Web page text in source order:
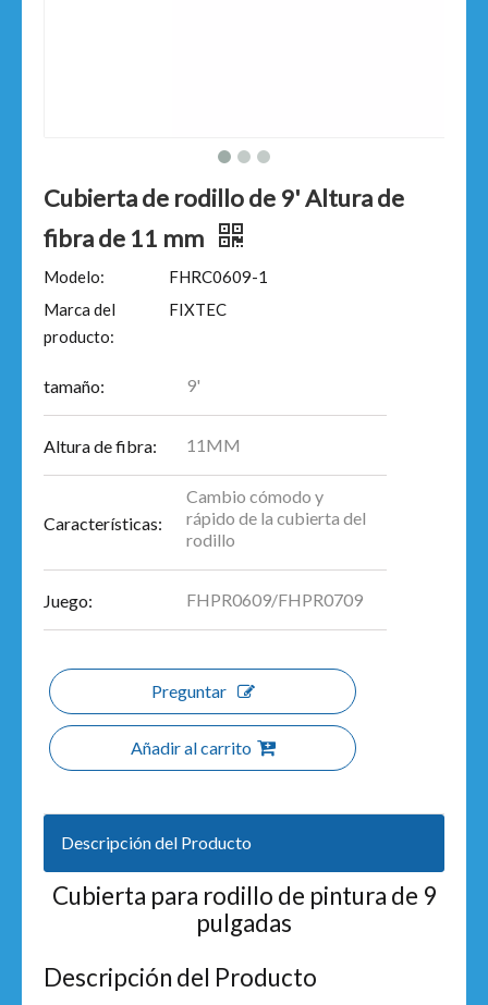
Cubierta de rodillo de 9' Altura de
fibra de 11 mm
Modelo:
FHRC0609-1
Marca del
producto:
FIXTEC
tamaño: 9'
Altura de fibra: 11MM
Características:
Cambio cómodo y
rápido de la cubierta del
rodillo
Juego: FHPR0609/FHPR0709
Preguntar
Añadir al carrito
Descripción del Producto
Cubierta para rodillo de pintura de 9
pulgadas
Descripción del Producto